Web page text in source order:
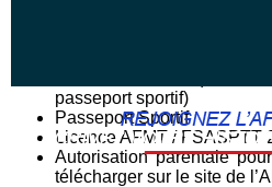
passeport sportif)
Passeport Sportif
Licence AFMT / FSASPTT
Autorisation parentale
télécharger sur le site de